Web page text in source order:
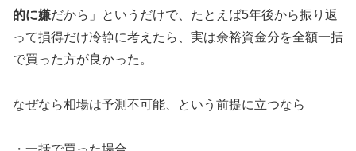
的に嫌だから」というだけで、たとえば5年後から振り返
って損得だけ冷静に考えたら、実は余裕資金分を全額一括
で買った方が良かった。
なぜなら相場は予測不可能、という前提に立つなら